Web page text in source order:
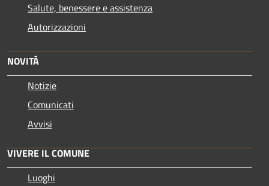
Salute, benessere e assistenza
Autorizzazioni
NOVITÀ
Notizie
Comunicati
Avvisi
VIVERE IL COMUNE
Luoghi